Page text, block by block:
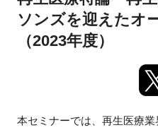
施設ご予約
ソンズを迎えたオ
（2023年度）
本セミナーでは、再生医療